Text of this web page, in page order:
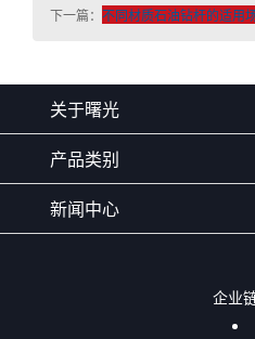
下一篇： 不同材质石油钻杆的适用
关于曙光
产品类别
新闻中心
企业